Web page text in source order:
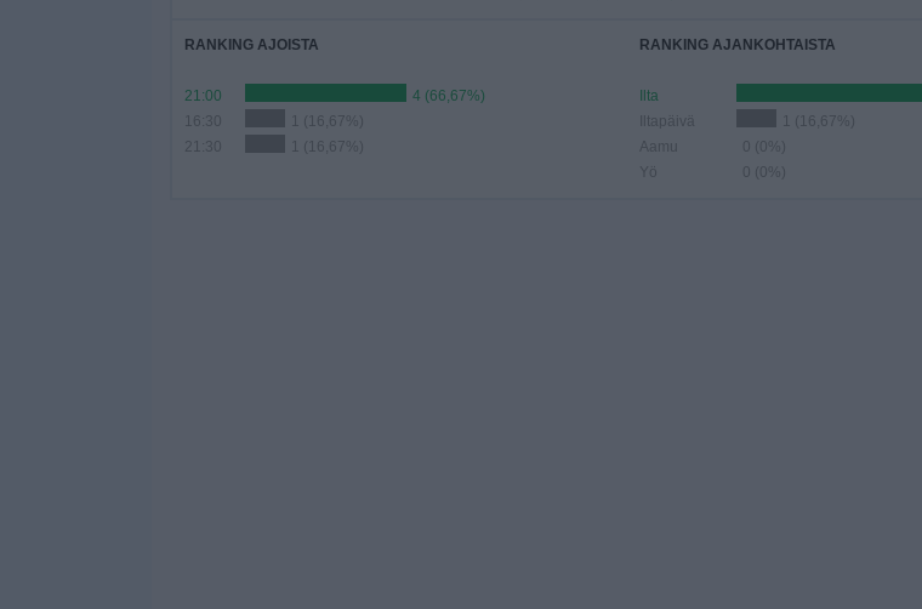
RANKING AJOISTA
21:00
4 (66,67%)
16:30
1 (16,67%)
21:30
1 (16,67%)
RANKING AJANKOHTAISTA
Ilta
Iltapäivä
1 (16,67%)
Aamu
0 (0%)
Yö
0 (0%)